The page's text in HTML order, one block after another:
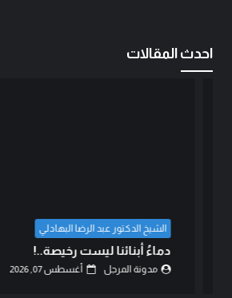
احدث المقالات
الشيخ الدكتور عبد الرضا البهادلي
دماءُ أبنائنا ليست رخيصة..!
مدونة المرجل أغسطس 07, 2026